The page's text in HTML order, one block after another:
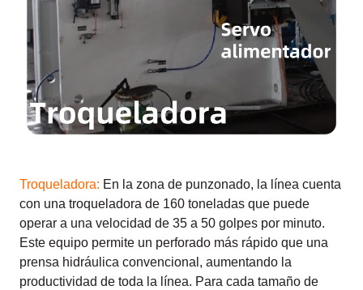
Troqueladora: En la zona de punzonado, la línea cuenta
con una troqueladora de 160 toneladas que puede
operar a una velocidad de 35 a 50 golpes por minuto.
Este equipo permite un perforado más rápido que una
prensa hidráulica convencional, aumentando la
productividad de toda la línea. Para cada tamaño de